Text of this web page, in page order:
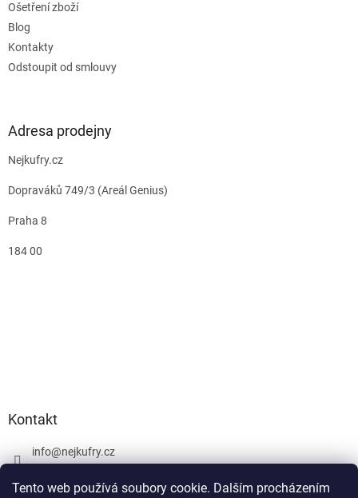
Tento web používá soubory cookie. Dalším procházením
Ošetření zboží
Blog
Kontakty
Odstoupit od smlouvy
Adresa prodejny
Nejkufry.cz
Dopraváků 749/3 (Areál Genius)
Praha 8
184 00
Kontakt
info@nejkufry.cz